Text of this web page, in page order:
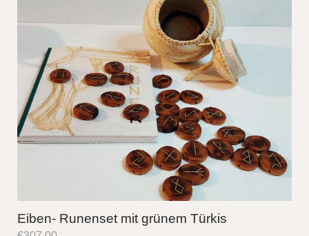
Eiben- Runenset mit grünem Türkis